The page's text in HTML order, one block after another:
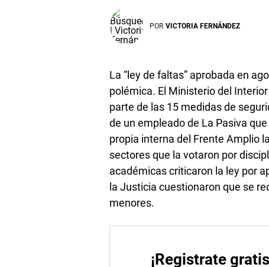
POR VICTORIA FERNÁNDEZ
La “ley de faltas” aprobada en
polémica. El Ministerio del
parte de las 15 medidas de
de un empleado de La Pasiva
propia interna del Frente Amplio
sectores que la votaron por
académicas criticaron la ley por
la Justicia cuestionaron que se
menores.
¡Registrate